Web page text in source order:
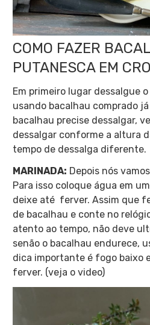
COMO FAZER
PUTANESCA EM
Em primeiro lugar dessalgue
usando bacalhau comprado
bacalhau precise dessalgar,
dessalgar conforme a altura
tempo de dessalga diferente.
MARINADA: Depois nós
Para isso coloque água em
deixe até ferver. Assim que
de bacalhau e conte no
atento ao tempo, não deve
senão o bacalhau endurece,
dica importante é fogo baixo
ferver. (veja o video)